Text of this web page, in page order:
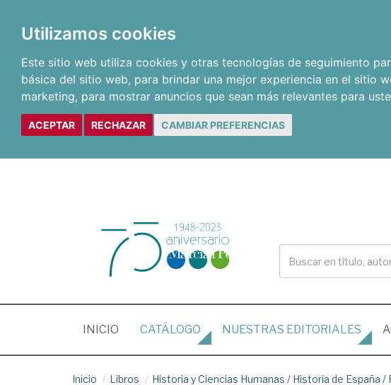
Utilizamos cookies
Este sitio web utiliza cookies y otras tecnologías de seguimiento
básica del sitio web, para brindar una mejor experiencia en el sitio
marketing, para mostrar anuncios que sean más relevantes para
ACEPTAR RECHAZAR CAMBIAR PREFERENCIAS
INICIO (CURRENT)
CATÁLOGO NUESTRAS EDITORIALES
Inicio Libros Historia y Ciencias Humanas / Historia de España /